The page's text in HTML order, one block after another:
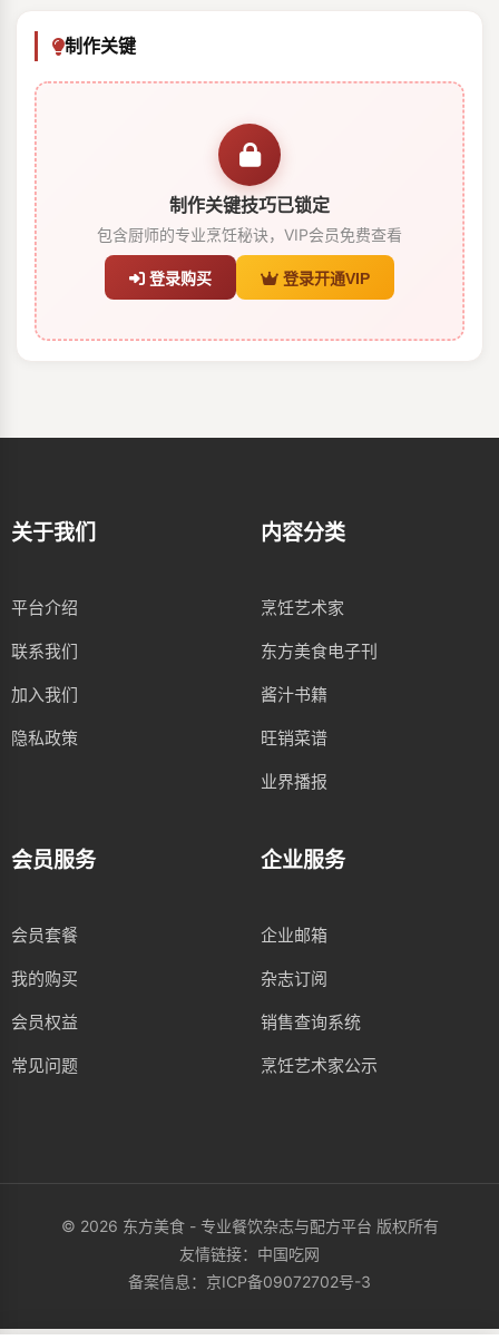
制作关键
制作关键技巧已锁定
包含厨师的专业烹饪秘诀，VIP会员免费查看
登录购买 登录开通VIP
关于我们
平台介绍
联系我们
加入我们
隐私政策
内容分类
烹饪艺术家
东方美食电子刊
酱汁书籍
旺销菜谱
业界播报
会员服务
会员套餐
我的购买
会员权益
常见问题
企业服务
企业邮箱
杂志订阅
销售查询系统
烹饪艺术家公示
© 2026 东方美食 - 专业餐饮杂志与配方平台 版权所有
友情链接： 中国吃网
备案信息： 京ICP备09072702号-3